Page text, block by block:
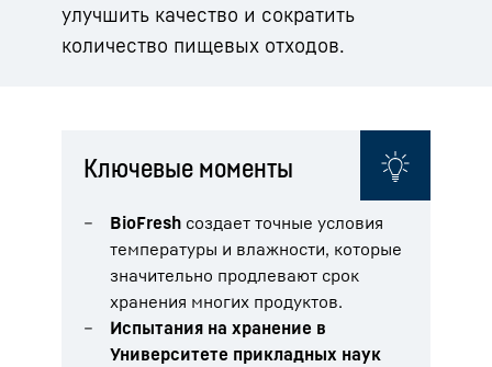
улучшить качество и сократить
количество пищевых отходов.
Ключевые моменты
BioFresh создает точные условия
температуры и влажности, которые
значительно продлевают срок
хранения многих продуктов.
Испытания на хранение в
Университете прикладных наук